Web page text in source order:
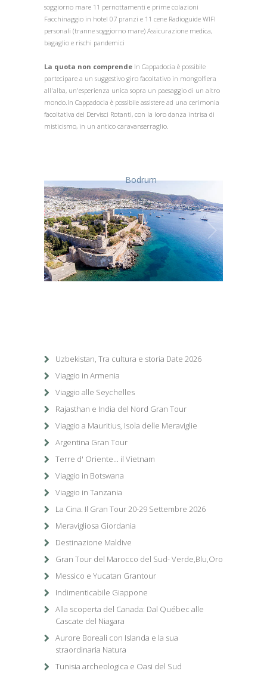
soggiorno mare 11 pernottamenti e prime colazioni
Facchinaggio in hotel 07 pranzi e 11 cene Radioguide WIFI
personali (tranne soggiorno mare) Assicurazione medica,
bagaglio e rischi pandemici
La quota non comprende In Cappadocia è possibile
partecipare a un suggestivo giro facoltativo in mongolfiera
all'alba, un'esperienza unica sopra un paesaggio di un altro
mondo.In Cappadocia è possibile assistere ad una cerimonia
facoltativa dei Dervisci Rotanti, con la loro danza intrisa di
misticismo, in un antico caravanserraglio.
1/1
Bodrum
Uzbekistan, Tra cultura e storia Date 2026
Viaggio in Armenia
Viaggio alle Seychelles
Rajasthan e India del Nord Gran Tour
Viaggio a Mauritius, Isola delle Meraviglie
Argentina Gran Tour
Terre d' Oriente... il Vietnam
Viaggio in Botswana
Viaggio in Tanzania
La Cina. Il Gran Tour 20-29 Settembre 2026
Meravigliosa Giordania
Destinazione Maldive
Gran Tour del Marocco del Sud- Verde,Blu,Oro
Messico e Yucatan Grantour
Indimenticabile Giappone
Alla scoperta del Canada: Dal Québec alle
Cascate del Niagara
Aurore Boreali con Islanda e la sua
straordinaria Natura
Tunisia archeologica e Oasi del Sud